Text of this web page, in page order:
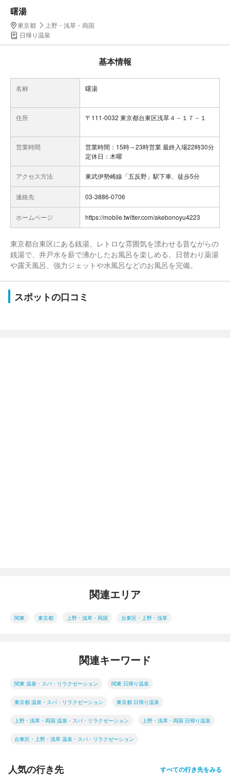
曙湯
東京都
上野・浅草・両国
日帰り温泉
基本情報
名称 曙湯
住所 〒111-0032 東京都台東区浅草４－１７－１
営業時間
営業時間：15時～23時営業 最終入場22時30分
定休日：木曜
アクセス方法 東武伊勢崎線「五反野」駅下車、徒歩5分
連絡先 03-3886-0706
ホームページ https://mobile.twitter.com/akebonoyu4223
東京都台東区にある銭湯。レトロな雰囲気を漂わせる昔ながらの
銭湯で、井戸水を薪で沸かしたお風呂を楽しめる。日替わり薬湯
や露天風呂、強力ジェットや水風呂などのお風呂を完備。
スポットの口コミ
関連エリア
関東 東京都 上野・浅草・両国 台東区・上野・浅草
関連キーワード
関東 温泉・スパ・リラクゼーション 関東 日帰り温泉
東京都 温泉・スパ・リラクゼーション 東京都 日帰り温泉
上野・浅草・両国 温泉・スパ・リラクゼーション 上野・浅草・両国 日帰り温泉
台東区・上野・浅草 温泉・スパ・リラクゼーション
人気の行き先 すべての行き先をみる